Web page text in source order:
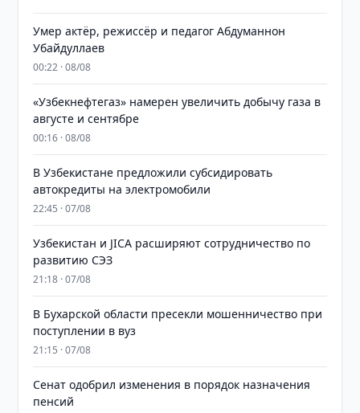
Умер актёр, режиссёр и педагог Абдуманнон
Убайдуллаев
00:22 · 08/08
«Узбекнефтегаз» намерен увеличить добычу газа в
августе и сентябре
00:16 · 08/08
В Узбекистане предложили субсидировать
автокредиты на электромобили
22:45 · 07/08
Узбекистан и JICA расширяют сотрудничество по
развитию СЭЗ
21:18 · 07/08
В Бухарской области пресекли мошенничество при
поступлении в вуз
21:15 · 07/08
Сенат одобрил изменения в порядок назначения
пенсий